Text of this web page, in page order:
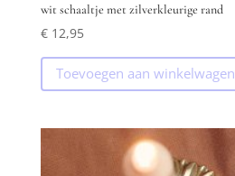
wit schaaltje met zilverkleurige rand
€12,95
Toevoegen aan winkelwagen